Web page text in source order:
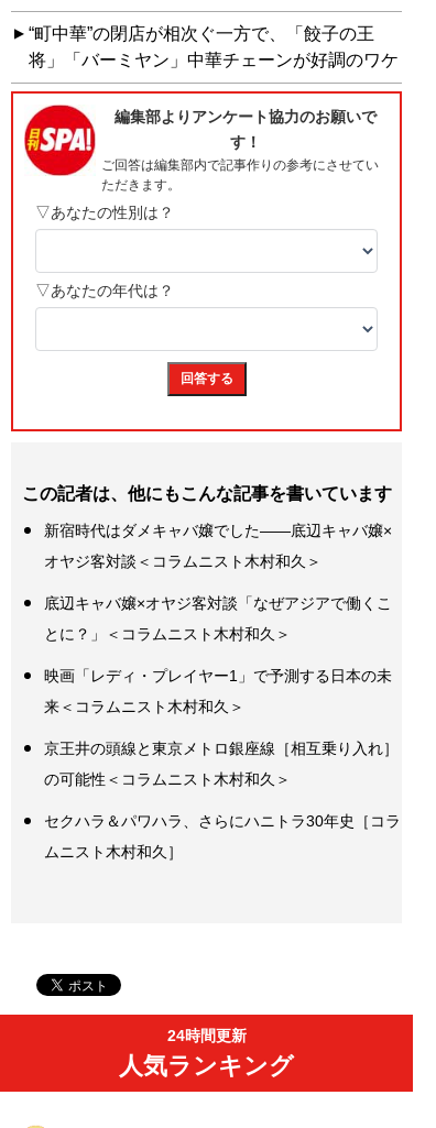
“町中華”の閉店が相次ぐ一方で、「餃子の王
将」「バーミヤン」中華チェーンが好調のワケ
この記者は、他にもこんな記事を書いています
新宿時代はダメキャバ嬢でした――底辺キャバ嬢×
オヤジ客対談＜コラムニスト木村和久＞
底辺キャバ嬢×オヤジ客対談「なぜアジアで働くこ
とに？」＜コラムニスト木村和久＞
映画「レディ・プレイヤー1」で予測する日本の未
来＜コラムニスト木村和久＞
京王井の頭線と東京メトロ銀座線［相互乗り入れ］
の可能性＜コラムニスト木村和久＞
セクハラ＆パワハラ、さらにハニトラ30年史［コラ
ムニスト木村和久］
24時間更新
人気ランキング